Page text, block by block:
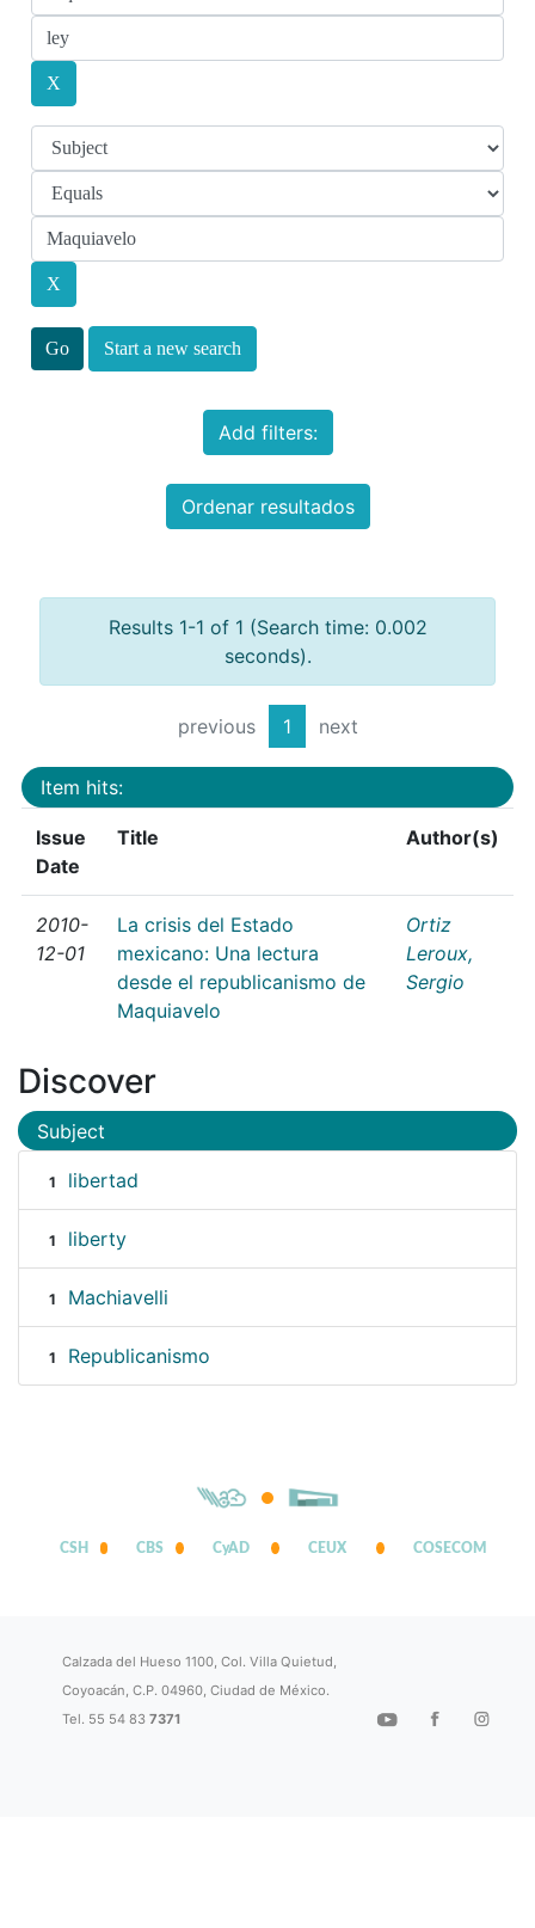
Start a new search
Add filters:
Ordenar resultados
Results 1-1 of 1 (Search time: 0.002
seconds).
previous 1 next
Item hits:
Issue
Date
Title Author(s)
2010-
12-01
La crisis del Estado
mexicano: Una lectura
desde el republicanismo de
Maquiavelo
Ortiz
Leroux,
Sergio
Discover
Subject
1 libertad
1 liberty
1 Machiavelli
1 Republicanismo
CSH CBS CyAD CEUX COSECOM
Calzada del Hueso 1100, Col. Villa Quietud,
Coyoacán, C.P. 04960, Ciudad de México.
Tel. 55 54 837371